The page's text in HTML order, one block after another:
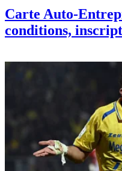
Carte Auto-
conditions,